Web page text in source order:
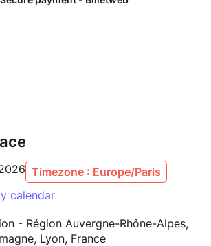
Timezone : Europe/Paris
calendar
- Région Auvergne-Rhône-Alpes,
Lyon, France